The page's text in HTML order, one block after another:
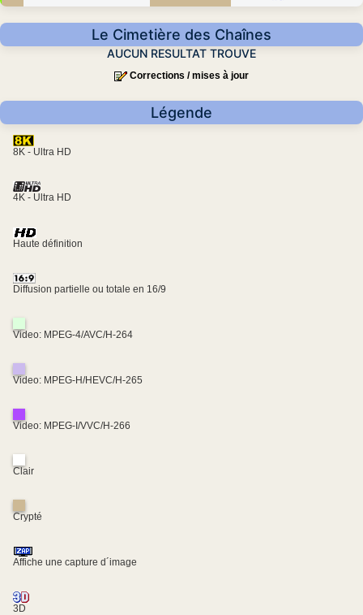
Le Cimetière des Chaînes
AUCUN RESULTAT TROUVE
Corrections / mises à jour
Légende
8K - Ultra HD
4K - Ultra HD
Haute définition
Diffusion partielle ou totale en 16/9
Video: MPEG-4/AVC/H-264
Video: MPEG-H/HEVC/H-265
Video: MPEG-I/VVC/H-266
Clair
Crypté
Affiche une capture d´image
3D